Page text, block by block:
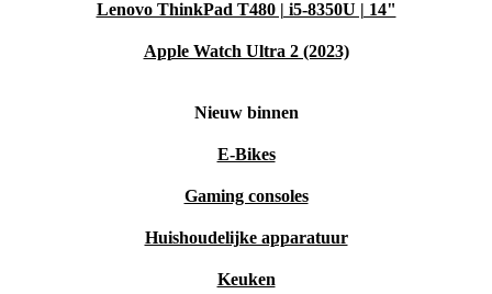
Lenovo ThinkPad T480 | i5-8350U | 14"
Apple Watch Ultra 2 (2023)
Nieuw binnen
E-Bikes
Gaming consoles
Huishoudelijke apparatuur
Keuken